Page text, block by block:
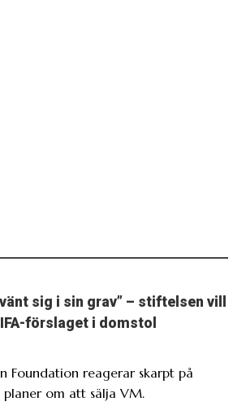
sig i sin grav” – stiftelsen vill
förslaget i domstol
Foundation reagerar skarpt på
planer om att sälja VM.